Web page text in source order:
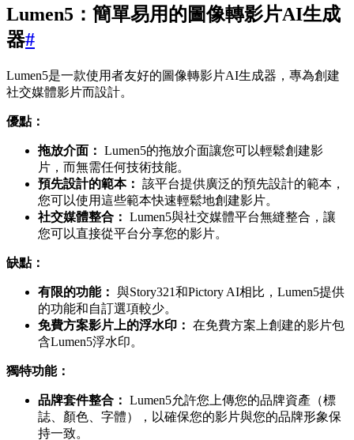
Lumen5：簡單易用的圖像轉影片AI生成
器#
Lumen5是一款使用者友好的圖像轉影片AI生成器，專為創建
社交媒體影片而設計。
優點：
拖放介面： Lumen5的拖放介面讓您可以輕鬆創建影
片，而無需任何技術技能。
預先設計的範本： 該平台提供廣泛的預先設計的範本，
您可以使用這些範本快速輕鬆地創建影片。
社交媒體整合： Lumen5與社交媒體平台無縫整合，讓
您可以直接從平台分享您的影片。
缺點：
有限的功能： 與Story321和Pictory AI相比，Lumen5提供
的功能和自訂選項較少。
免費方案影片上的浮水印： 在免費方案上創建的影片包
含Lumen5浮水印。
獨特功能：
品牌套件整合： Lumen5允許您上傳您的品牌資產（標
誌、顏色、字體），以確保您的影片與您的品牌形象保
持一致。